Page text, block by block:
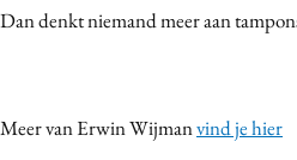
Dan denkt niemand meer aan
Meer van Erwin Wijmanvind je hier